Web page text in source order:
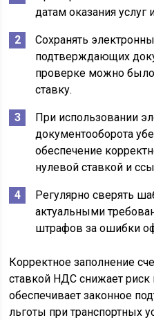
датам оказания услуг
Сохранять
подтверждающих
проверке можно
ставку.
При использовании
документооборота
обеспечение
нулевой ставкой и
Регулярно сверять
актуальными
штрафов за ошибки
Корректное заполнение
ставкой НДС снижает риск
обеспечивает законное
льготы при транспортных